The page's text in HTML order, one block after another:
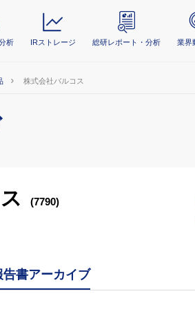
析 IRストレージ 総研レポート・分析 業界
株式会社バルコス
(7790)
告書アーカイブ